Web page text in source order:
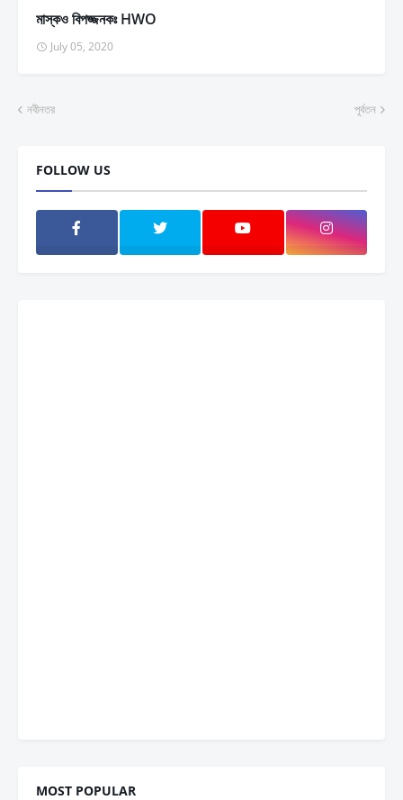
মাস্কও বিপজ্জনকঃ HWO
July 05, 2020
নবীনতর পূর্বতন
FOLLOW US
MOST POPULAR